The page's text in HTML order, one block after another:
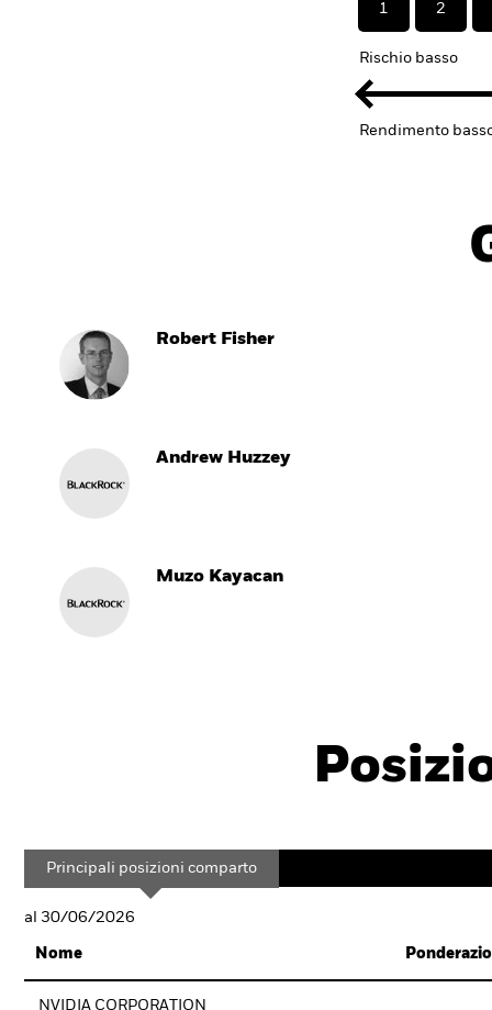
1 2
Rischio basso
Rendimento
Robert Fisher
Andrew Huzzey
Muzo Kayacan
Principali posizioni comparto
al 30/06/2026
Nome
NVIDIA CORPORATION